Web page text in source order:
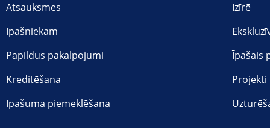
Atsauksmes
Ipašniekam
Papildus pakalpojumi
Kreditēšana
Ipašuma piemeklēšana
Izīrē
Īpašais
Projekti